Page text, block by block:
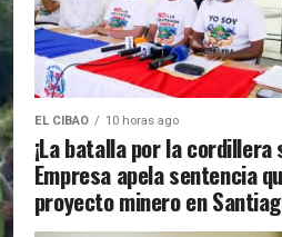
EL CIBAO 10 horas ago
¡La batalla por la cordillera
Empresa apela sentencia
proyecto minero en